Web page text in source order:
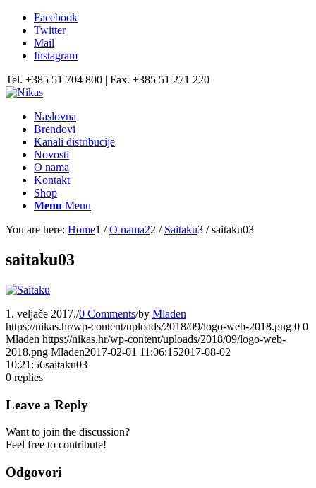
Facebook
Twitter
Mail
Instagram
Tel. +385 51 704 800 | Fax. +385 51 271 220
Naslovna
Brendovi
Kanali distribucije
Novosti
O nama
Kontakt
Shop
Menu Menu
You are here: Home1 / O nama22 / Saitaku3 / saitaku03
saitaku03
1. veljače 2017./0 Comments/by Mladen
https://nikas.hr/wp-content/uploads/2018/09/logo-web-2018.png 0 0
Mladen https://nikas.hr/wp-content/uploads/2018/09/logo-web-
2018.png Mladen2017-02-01 11:06:152017-08-02
10:21:56saitaku03
0 replies
Leave a Reply
Want to join the discussion?
Feel free to contribute!
Odgovori